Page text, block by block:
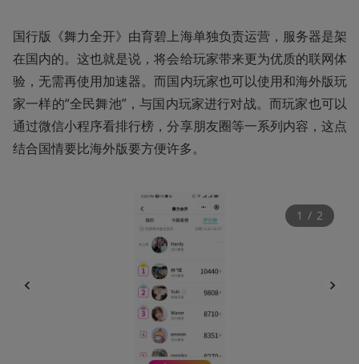
国行版《舞力全开》由育碧上海单独负责运营，服务器是架
在国内的。这也就是说，将会给玩家带来更为优质的联网体
验，无需再使用加速器。而国内玩家也可以使用和海外版玩
家一样的“全民舞池”，与国内玩家进行对战。而玩家也可以
通过微信小程序看排行榜，分享朋友圈等一系列内容，这点
结合国情要比海外版要方便许多。
1 / 2